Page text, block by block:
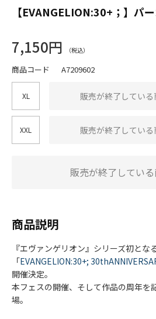
【EVANGELION:30+；】パ
7,150円
商品コード A7209602
XL 販売が終了している
XXL 販売が終了している
販売が終了してい
商品説明
『エヴァンゲリオン』シリーズ初とな
「EVANGELION:30+;
開催決定。
本フェスの開催、そして作品の周年を
場。